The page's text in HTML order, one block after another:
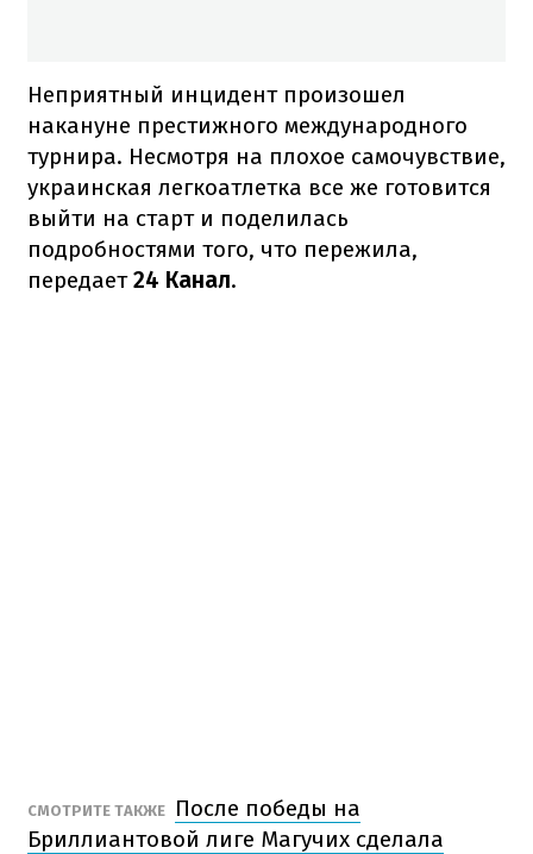
Неприятный инцидент произошел
накануне престижного международного
турнира. Несмотря на плохое самочувствие,
украинская легкоатлетка все же готовится
выйти на старт и поделилась
подробностями того, что пережила,
передает24 Канал.
СМОТРИТЕ ТАКЖЕ
После победы на
Бриллиантовой лиге Магучих сделала